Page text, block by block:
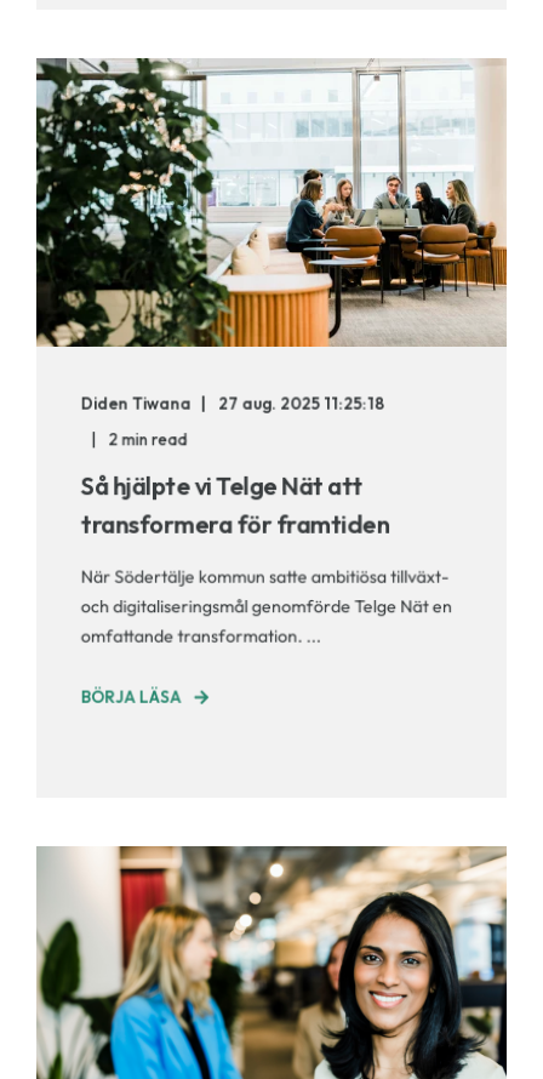
Diden Tiwana
27 aug. 2025 11:25:18
2 min read
Så hjälpte vi Telge Nät att
transformera för framtiden
När Södertälje kommun satte ambitiösa tillväxt-
och digitaliseringsmål genomförde Telge Nät en
omfattande transformation. ...
BÖRJA LÄSA